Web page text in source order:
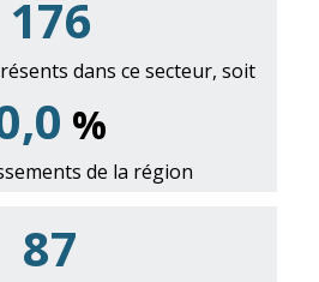
177
dans ce secteur, soit
%
de la région
87